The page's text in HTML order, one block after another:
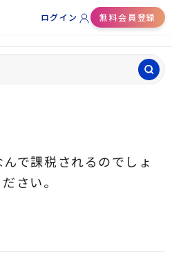
ログイン
無料会員登録
で課税されるのでしょ
さい。